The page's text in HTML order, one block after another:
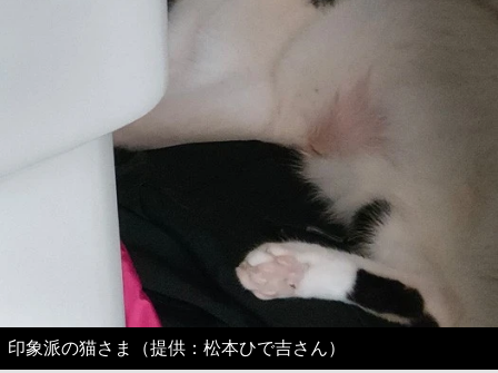
印象派の猫さま（提供：松本ひで吉さん）